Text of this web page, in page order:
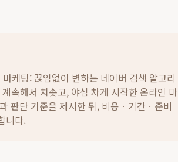
케팅: 끊임없이 변하는 네이버 검색 알고리
속해서 치솟고, 야심 차게 시작한 온라인 마
판단 기준을 제시한 뒤, 비용ㆍ기간ㆍ준비
니다.